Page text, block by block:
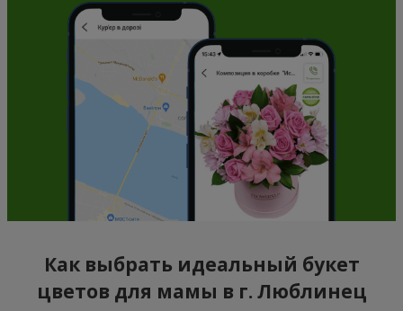
Как выбрать идеальный букет
цветов для мамы в г. Люблинец